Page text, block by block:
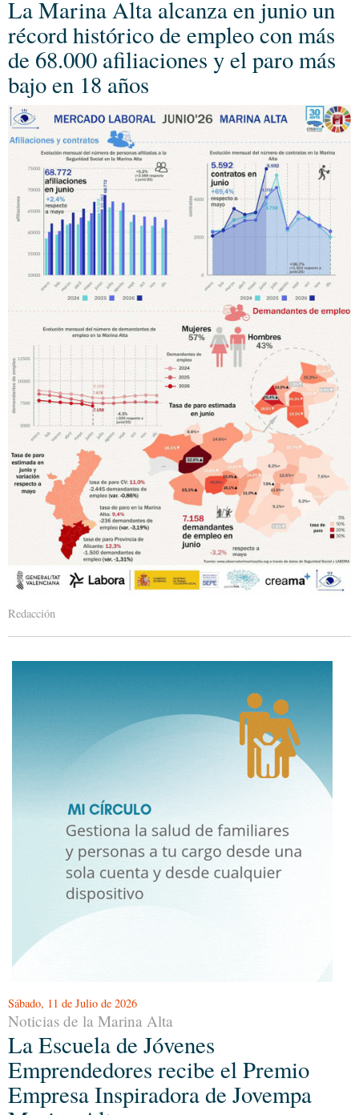
La Marina Alta alcanza en junio un
récord histórico de empleo con más
de 68.000 afiliaciones y el paro más
bajo en 18 años
Redacción
Sábado, 11 de Julio de 2026
Noticias de la Marina Alta
La Escuela de Jóvenes
Emprendedores recibe el Premio
Empresa Inspiradora de Jovempa